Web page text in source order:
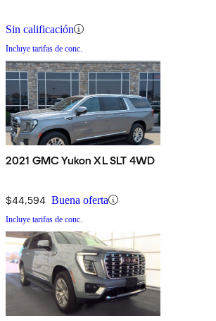
Sin calificación
Incluye tarifas de conc.
2021 GMC Yukon XL SLT 4WD
$44,594 Buena oferta
Incluye tarifas de conc.